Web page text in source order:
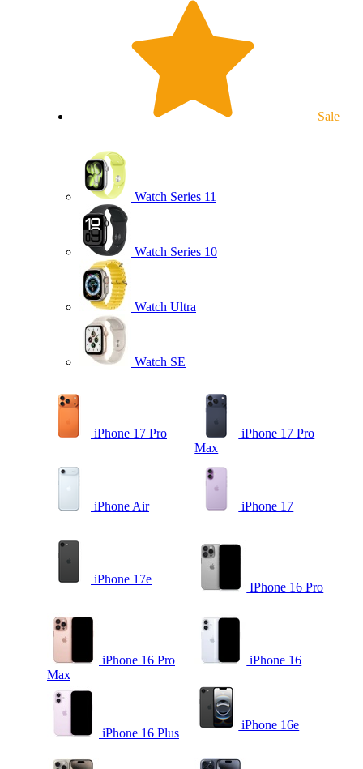
Sale
Watch Series 11
Watch Series 10
Watch Ultra
Watch SE
iPhone 17 Pro
iPhone 17 Pro
Max
iPhone Air iPhone 17
iPhone 17e
IPhone 16 Pro
iPhone 16 Pro
Max
iPhone 16
iPhone 16 Plus
iPhone 16e